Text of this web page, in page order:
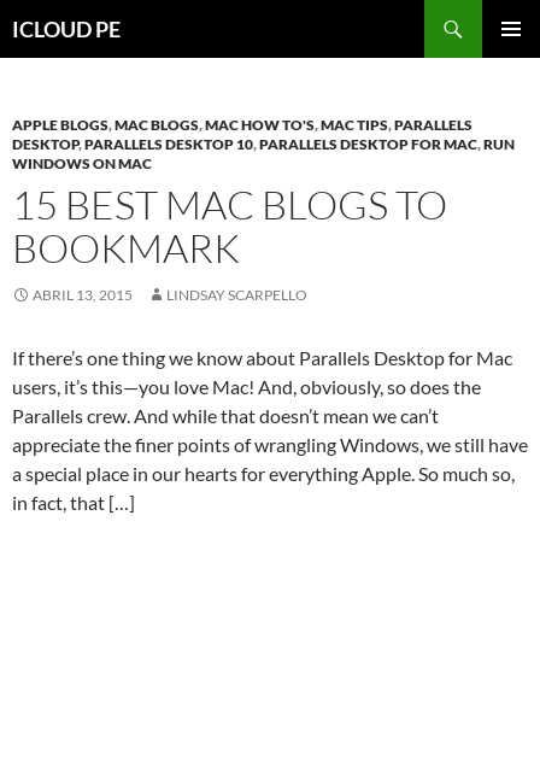
hacia
ICLOUD PE
APPLE BLOGS,MAC BLOGS,MAC HOW TO'S,MAC TIPS,PARALLELS
DESKTOP,PARALLELS DESKTOP 10,PARALLELS DESKTOP FOR MAC,RUN
WINDOWS ON MAC
15 BEST MAC BLOGS TO
BOOKMARK
ABRIL 13, 2015 LINDSAY SCARPELLO
If there’s one thing we know about Parallels Desktop for Mac
users, it’s this—you love Mac! And, obviously, so does the
Parallels crew. And while that doesn’t mean we can’t
appreciate the finer points of wrangling Windows, we still have
a special place in our hearts for everything Apple. So much so,
in fact, that […]